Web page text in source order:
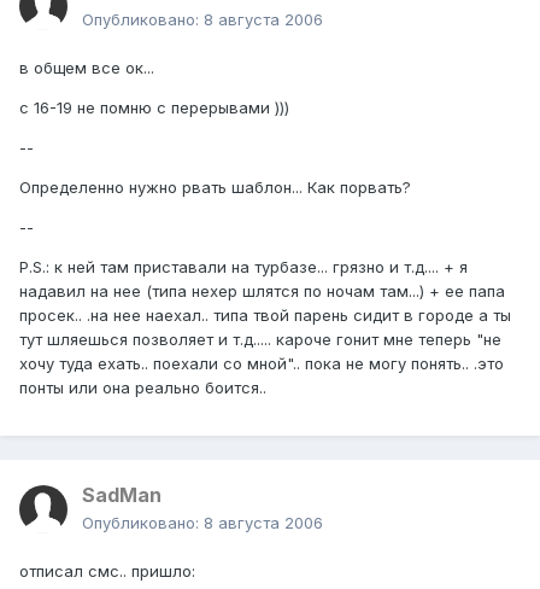
Опубликовано: 8 августа 2006
в общем все ок...
с 16-19 не помню с перерывами )))
--
Определенно нужно рвать шаблон... Как порвать?
--
P.S.: к ней там приставали на турбазе... грязно и т.д.... + я
надавил на нее (типа нехер шлятся по ночам там...) + ее папа
просек.. .на нее наехал.. типа твой парень сидит в городе а ты
тут шляешься позволяет и т.д..... кароче гонит мне теперь "не
хочу туда ехать.. поехали со мной".. пока не могу понять.. .это
понты или она реально боится..
SadMan
Опубликовано: 8 августа 2006
отписал смс.. пришло: